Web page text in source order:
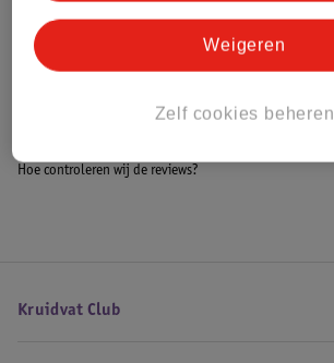
Bekijk ook
999 Games Alle Kaartspellen
Hoe controleren wij de reviews?
Kruidvat Club
Zelf cookies beheren
Weigeren